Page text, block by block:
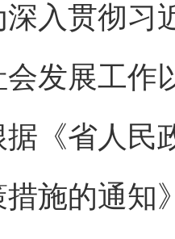
贯彻习近
会发展工作
据《省人民
施的通知